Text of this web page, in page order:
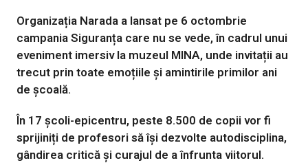
Organizația Narada a lansat pe 6 octombrie
campaniaSiguranța care nu se vede,în cadrul unui
eveniment imersiv la muzeul MINA, unde invitații au
trecut prin toate emoțiile și amintirile primilor ani
de școală.
În 17 școli-epicentru, peste 8.500 de copii vor fi
sprijiniți de profesori să își dezvolte autodisciplina,
gândirea critică și curajul de a înfrunta viitorul.